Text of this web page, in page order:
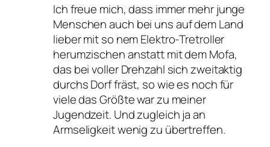
Ich freue mich, dass immer mehr junge
Menschen auch bei uns auf dem Land
lieber mit so nem Elektro-Tretroller
herumzischen anstatt mit dem Mofa,
das bei voller Drehzahl sich zweitaktig
durchs Dorf fräst, so wie es noch für
viele das Größte war zu meiner
Jugendzeit. Und zugleich ja an
Armseligkeit wenig zu übertreffen.